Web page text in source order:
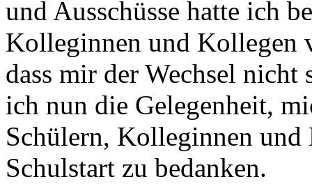
und Ausschüsse hatte ich
Kolleginnen und Kollegen
dass mir der Wechsel
ich nun die Gelegenheit,
Schülern, Kolleginnen
Schulstart zu bedanken.